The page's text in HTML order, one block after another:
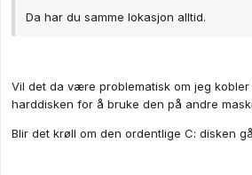
Da har du samme lokasjon alltid.
Vil det da være problematisk om jeg
harddisken for å bruke den på andre
Blir det krøll om den ordentlige C: disken